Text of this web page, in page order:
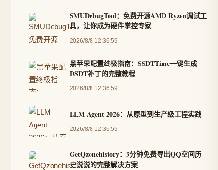
SMUDebugTool：免费开源AMD Ryzen调试工
具，让你成为硬件掌控专家
2026/8/8 12:36:59
黑苹果配置终极指南：SSDTTime一键生成
DSDT补丁的完整教程
2026/8/8 12:36:59
LLM Agent 2026：从原型到生产级工程实践
2026/8/8 12:36:59
GetQzonehistory：3分钟免费导出QQ空间历
史说说的完整解决方案